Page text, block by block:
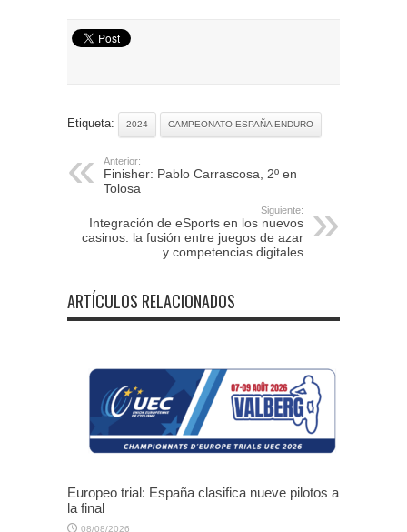
Etiqueta: 2024 CAMPEONATO ESPAÑA ENDURO
Anterior:
Finisher: Pablo Carrascosa, 2º en
Tolosa
Siguiente:
Integración de eSports en los nuevos
casinos: la fusión entre juegos de azar
y competencias digitales
ARTÍCULOS RELACIONADOS
Europeo trial: España clasifica nueve pilotos a
la final
08/08/2026